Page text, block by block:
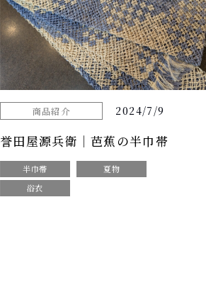
商品紹介 2024/7/9
誉田屋源兵衛｜芭蕉の半巾帯
半巾帯
夏物
浴衣